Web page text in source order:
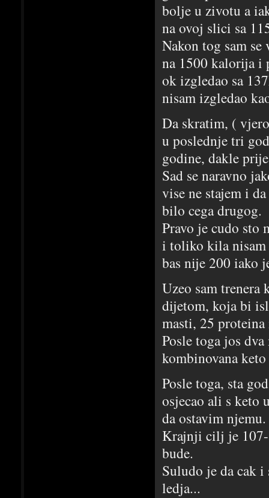
bolje u zivotu a
na ovoj slici sa
Nakon tog sam
na 1500 kalorija i
ok izgledao sa
nisam izgledao
Da skratim, (
u poslednje tri
godine, dakle
Sad se naravno
vise ne stajem i
bilo cega drugog.
Pravo je cudo sto
i toliko kila
bas nije 200 iako
Uzeo sam
dijetom, koja bi
masti, 25
Posle toga jos
kombinovana
Posle toga, sta
osjecao ali s keto
da ostavim njemu.
Krajnji cilj je 107-
bude.
Suludo je da cak
ledja...